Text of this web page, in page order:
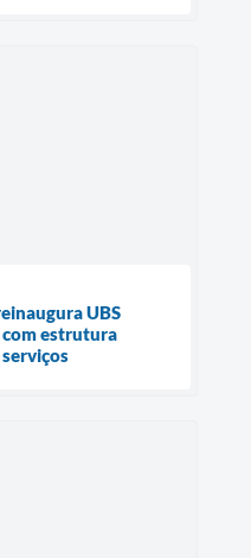
UBS
com estrutura